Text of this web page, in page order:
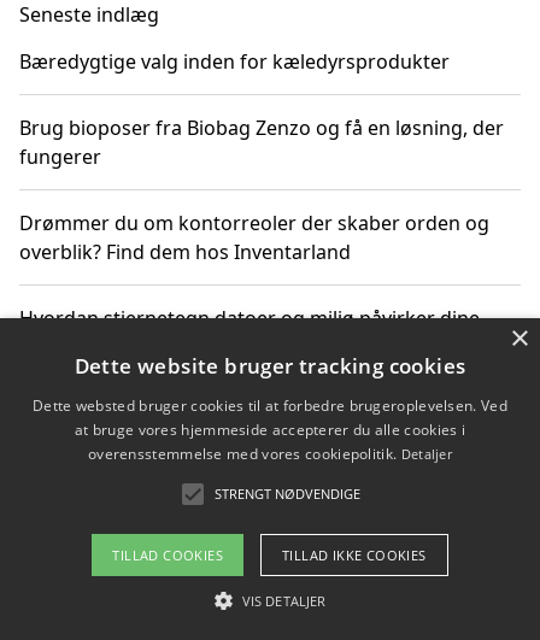
Seneste indlæg
Bæredygtige valg inden for kæledyrsprodukter
Brug bioposer fra Biobag Zenzo og få en løsning, der
fungerer
Drømmer du om kontorreoler der skaber orden og
overblik? Find dem hos Inventarland
Hvordan stjernetegn datoer og miljø påvirker dine
Bæredygtige gadgets til en grønnere hverdag
Om / kontakt
Blog Betingelser
×
Dette website bruger tracking cookies
Dette websted bruger cookies til at forbedre brugeroplevelsen. Ved
at bruge vores hjemmeside accepterer du alle cookies i
overensstemmelse med vores cookiepolitik. Detaljer
STRENGT NØDVENDIGE
TILLAD COOKIES TILLAD IKKE COOKIES
VIS DETALJER